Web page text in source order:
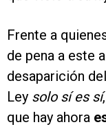
Frente a
de pena a este
desaparición
Ley solo sí es sí
que hay ahora